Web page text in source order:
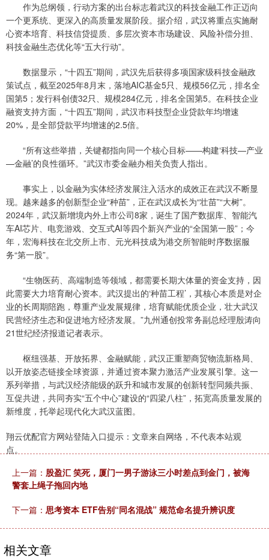
作为总纲领，行动方案的出台标志着武汉的科技金融工作正迈向
一个更系统、更深入的高质量发展阶段。据介绍，武汉将重点实施耐
心资本培育、科技信贷提质、多层次资本市场建设、风险补偿分担、
科技金融生态优化等“五大行动”。
数据显示，“十四五”期间，武汉先后获得多项国家级科技金融政
策试点，截至2025年8月末，落地AIC基金5只、规模56亿元，排名全
国第5；发行科创债32只、规模284亿元，排名全国第5。在科技企业
融资支持方面，“十四五”期间，武汉市科技型企业贷款年均增速
20%，是全部贷款平均增速的2.5倍。
“所有这些举措，关键都指向同一个核心目标——构建‘科技—产业
—金融’的良性循环。”武汉市委金融办相关负责人指出。
事实上，以金融为实体经济发展注入活水的成效正在武汉不断显
现。越来越多的创新型企业“种苗”，正在武汉成长为“壮苗”“大树”。
2024年，武汉新增境内外上市公司8家，诞生了国产数据库、智能汽
车AI芯片、电竞游戏、交互式AI等四个新兴产业的“全国第一股”；今
年，宏海科技在北交所上市、元光科技成为港交所智能时序数据服
务“第一股”。
“生物医药、高端制造等领域，都需要长期大体量的资金支持，因
此需要大力培育耐心资本。武汉提出的‘种苗工程’，其核心本质是对企
业的长周期陪跑，尊重产业发展规律，培育赋能优质企业，壮大武汉
民营经济生态和促进地方经济发展。”九州通创投常务副总经理殷涛向
21世纪经济报道记者表示。
枢纽强基、开放拓界、金融赋能，武汉正重塑商贸物流新格局、
以开放姿态链接全球资源，并通过资本聚力激活产业发展引擎。这一
系列举措，与武汉经济能级的跃升和城市发展的创新转型同频共振、
互促共进，共同夯实“五个中心”建设的“四梁八柱”，拓宽高质量发展的
新维度，托举起现代化大武汉蓝图。
翔云优配官方网站登陆入口提示：文章来自网络，不代表本站观
点。
上一篇： 股盈汇 笑死，厦门一男子游泳三小时差点到金门，被海
警套上绳子拖回内地
下一篇： 思考资本 ETF告别“同名混战” 规范命名提升辨识度
相关文章